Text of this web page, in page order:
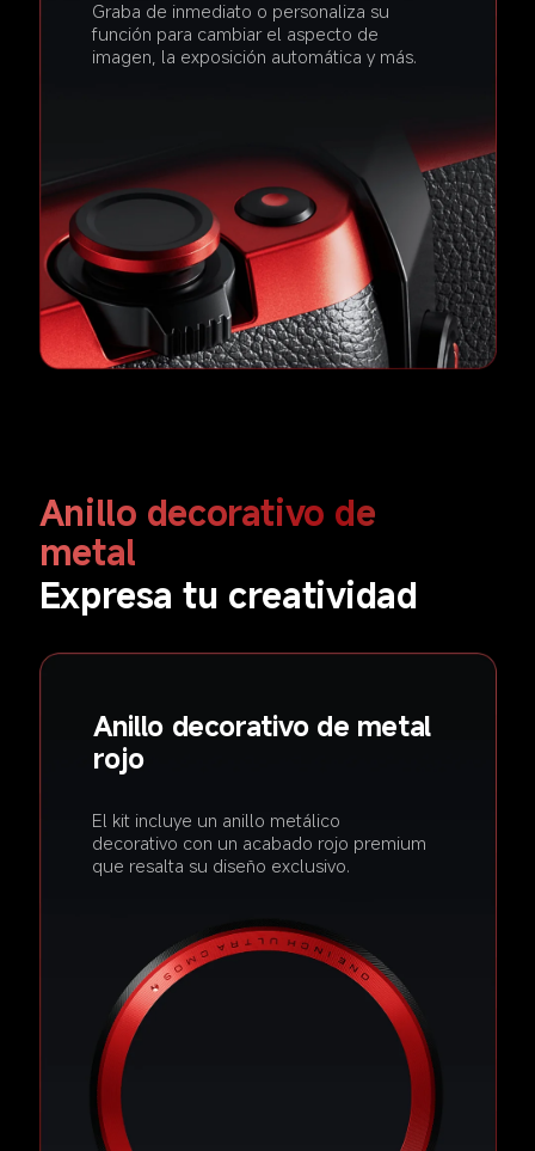
Graba de inmediato o personaliza su
función para cambiar el aspecto de
imagen, la exposición automática y más.
Anillo decorativo de
metal
Expresa tu creatividad
Anillo decorativo de metal
rojo
El kit incluye un anillo metálico
decorativo con un acabado rojo premium
que resalta su diseño exclusivo.